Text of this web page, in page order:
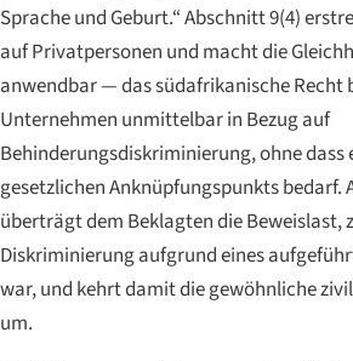
Sprache und Geburt.“ Abschnitt 9(4)
auf Privatpersonen und macht die
anwendbar — das südafrikanische Recht
Unternehmen unmittelbar in Bezug auf
Behinderungsdiskriminierung, ohne dass
gesetzlichen Anknüpfungspunkts bedarf.
überträgt dem Beklagten die Beweislast,
Diskriminierung aufgrund eines
war, und kehrt damit die gewöhnliche
um.